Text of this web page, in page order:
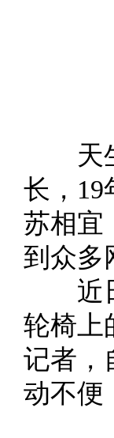
天生
长，19
苏相宜
到众多
近日
轮椅上
记者，
动不便